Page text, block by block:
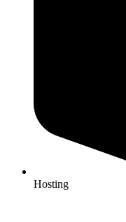
Hosting